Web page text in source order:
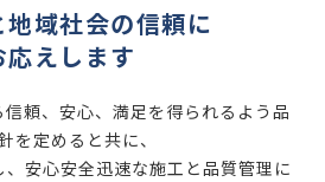
地域社会の信頼に
応えします
頼、安心、満足を得られるよう品
を定めると共に、
安心安全迅速な施工と品質管理に